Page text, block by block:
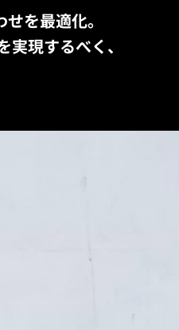
を最適化。
現するべく、